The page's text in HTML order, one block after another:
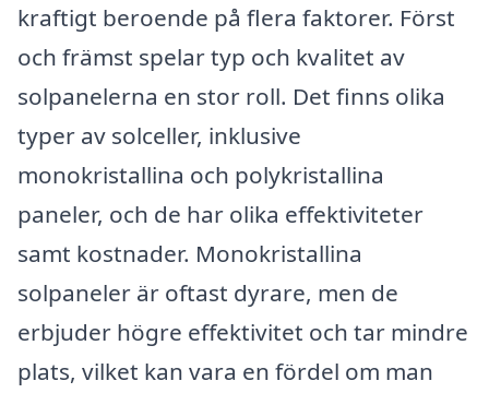
kraftigt beroende på flera faktorer. Först
och främst spelar typ och kvalitet av
solpanelerna en stor roll. Det finns olika
typer av solceller, inklusive
monokristallina och polykristallina
paneler, och de har olika effektiviteter
samt kostnader. Monokristallina
solpaneler är oftast dyrare, men de
erbjuder högre effektivitet och tar mindre
plats, vilket kan vara en fördel om man